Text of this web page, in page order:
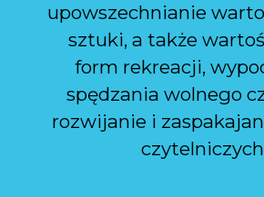
upowszechnianie
sztuki, a także
form rekreacji,
spędzania wolnego
rozwijanie i